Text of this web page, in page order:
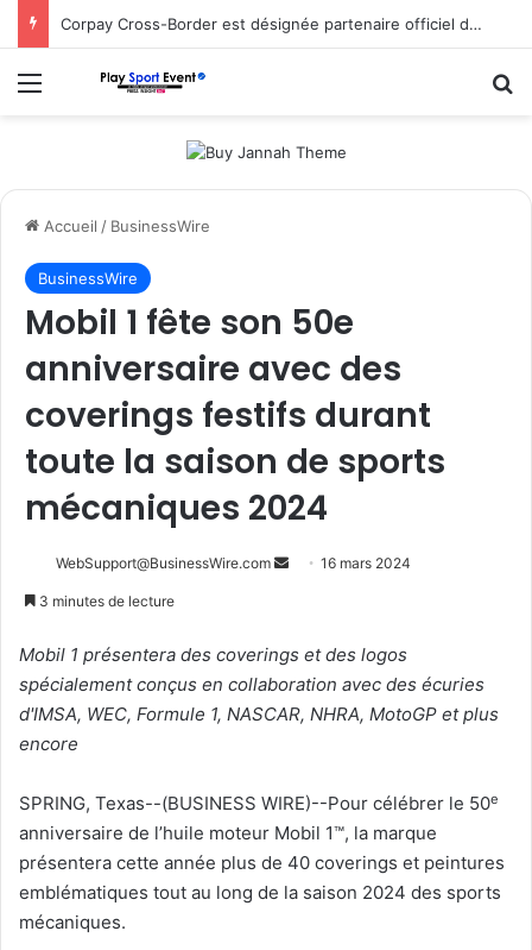
Corpay Cross-Border est désignée partenaire officiel de change d’Ultimate Sevens
Menu
Accueil / BusinessWire
BusinessWire
Mobil 1 fête son 50e
anniversaire avec des
coverings festifs durant
toute la saison de sports
mécaniques 2024
WebSupport@BusinessWire.com
Envoyer16 mars 2024
3 minutes de lecture
Mobil 1 présentera des coverings et des logos
spécialement conçus en collaboration avec des écuries
d'IMSA, WEC, Formule 1, NASCAR, NHRA, MotoGP et plus
encore
SPRING, Texas--(BUSINESS WIRE)--Pour célébrer le 50e
anniversaire de l’huile moteur Mobil 1™, la marque
présentera cette année plus de 40 coverings et peintures
emblématiques tout au long de la saison 2024 des sports
mécaniques.